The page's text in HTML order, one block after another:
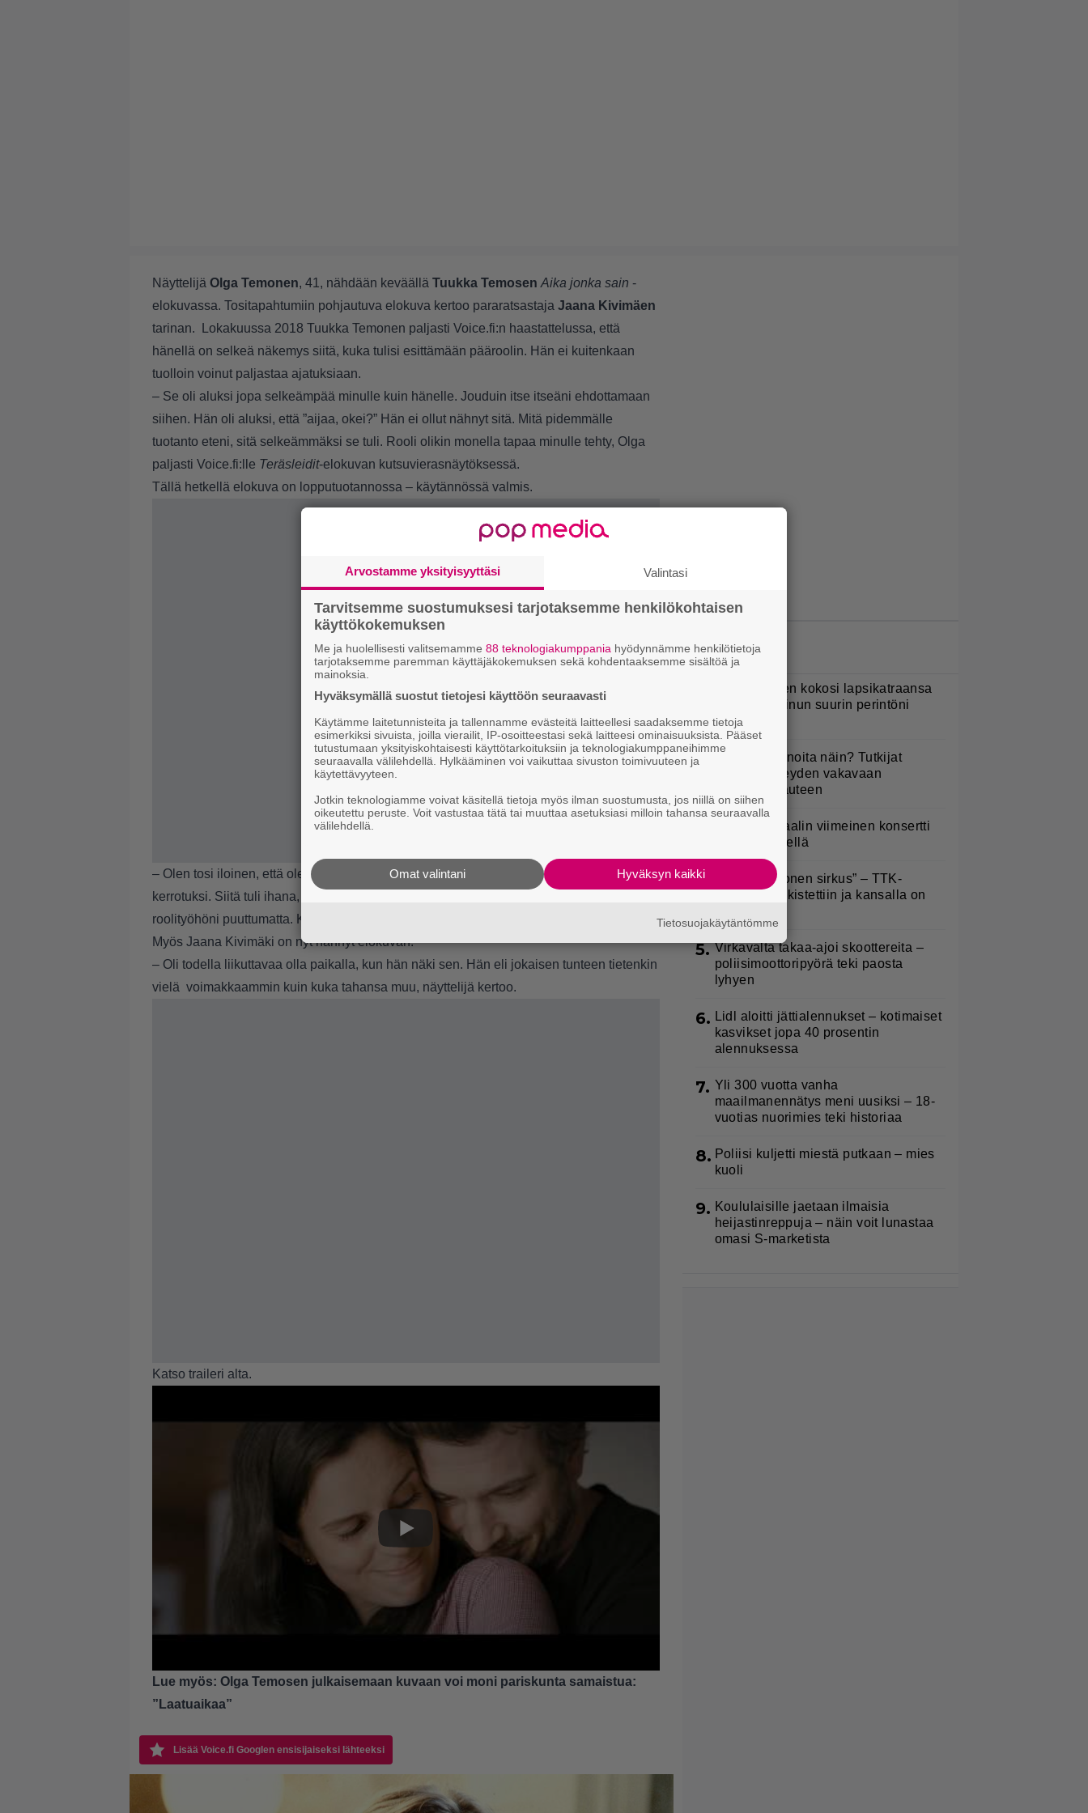
Näyttelijä Olga Temonen, 41, nähdään keväällä Tuukka Temosen Aika jonka sain -
elokuvassa. Tositapahtumiin pohjautuva elokuva kertoo pararatsastaja Jaana Kivimäen
tarinan. Lokakuussa 2018 Tuukka Temonen paljasti Voice.fi:n haastattelussa, että
hänellä on selkeä näkemys siitä, kuka tulisi esittämään pääroolin. Hän ei kuitenkaan
tuolloin voinut paljastaa ajatuksiaan.
– Se oli aluksi jopa selkeämpää minulle kuin hänelle. Jouduin itse itseäni ehdottamaan
siihen. Hän oli aluksi, että ”aijaa, okei?” Hän ei ollut nähnyt sitä. Mitä pidemmälle
tuotanto eteni, sitä selkeämmäksi se tuli. Rooli olikin monella tapaa minulle tehty, Olga
paljasti Voice.fi:lle Teräsleidit-elokuvan kutsuvierasnäytöksessä.
Tällä hetkellä elokuva on lopputuotannossa – käytännössä valmis.
– Olen tosi iloinen, että olemme saaneet tehtyä sen. Tämä on tarina, joka ansaitsee tulla
kerrotuksi. Siitä tuli ihana, juuri sellainen kuin ajattelin ja vielä parempikin – omaan
roolityöhöni puuttumatta. Kokonaisuus on ihana, Temonen iloitsee.
Myös Jaana Kivimäki on nyt nähnyt elokuvan.
– Oli todella liikuttavaa olla paikalla, kun hän näki sen. Hän eli jokaisen tunteen tietenkin
vielä voimakkaammin kuin kuka tahansa muu, näyttelijä kertoo.
Katso traileri alta.
Lue myös: Olga Temosen julkaisemaan kuvaan voi moni pariskunta samaistua:
”Laatuaikaa”
Lisää Voice.fi Googlen ensisijaiseksi lähteeksi
Jani Sievinen kokosi lapsikatraansa
yhteen – ”Minun suurin perintöni
heille”
2.
Syötkö perunoita näin? Tutkijat
löysivät yhteyden vakavaan
kansansairauteen
Eppu Normaalin viimeinen konsertti
esitetään Ylellä
4.
”Että semmonen sirkus” – TTK-
kilpailijat julkistettiin ja kansalla on
5. Virkavalta takaa-ajoi skoottereita –
poliisimoottoripyörä teki paosta
lyhyen
6. Lidl aloitti jättialennukset – kotimaiset
kasvikset jopa 40 prosentin
alennuksessa
7. Yli 300 vuotta vanha
maailmanennätys meni uusiksi – 18-
vuotias nuorimies teki historiaa
8. Poliisi kuljetti miestä putkaan – mies
kuoli
9. Koululaisille jaetaan ilmaisia
heijastinreppuja – näin voit lunastaa
omasi S-marketista
Arvostamme yksityisyyttäsi Valintasi
Tarvitsemme suostumuksesi tarjotaksemme henkilökohtaisen
käyttökokemuksen
Me ja huolellisesti valitsemamme 88 teknologiakumppania hyödynnämme henkilötietoja
tarjotaksemme paremman käyttäjäkokemuksen sekä kohdentaaksemme sisältöä ja
mainoksia.
Hyväksymällä suostut tietojesi käyttöön seuraavasti
Käytämme laitetunnisteita ja tallennamme evästeitä laitteellesi saadaksemme tietoja
esimerkiksi sivuista, joilla vierailit, IP-osoitteestasi sekä laitteesi ominaisuuksista. Pääset
tutustumaan yksityiskohtaisesti käyttötarkoituksiin ja teknologiakumppaneihimme
seuraavalla välilehdellä. Hylkääminen voi vaikuttaa sivuston toimivuuteen ja
käytettävyyteen.
Jotkin teknologiamme voivat käsitellä tietoja myös ilman suostumusta, jos niillä on siihen
oikeutettu peruste. Voit vastustaa tätä tai muuttaa asetuksiasi milloin tahansa seuraavalla
välilehdellä.
Hyväksyn kaikki
Omat valintani
Tietosuojakäytäntömme